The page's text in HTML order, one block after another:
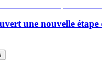
une nouvelle étape